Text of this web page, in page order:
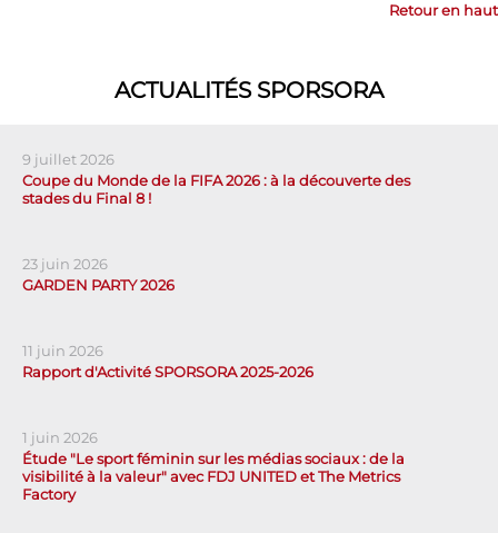
Retour en haut
ACTUALITÉS SPORSORA
9 juillet 2026
Coupe du Monde de la FIFA 2026 : à la découverte des
stades du Final 8 !
23 juin 2026
GARDEN PARTY 2026
11 juin 2026
Rapport d'Activité SPORSORA 2025-2026
1 juin 2026
Étude "Le sport féminin sur les médias sociaux : de la
visibilité à la valeur" avec FDJ UNITED et The Metrics
Factory